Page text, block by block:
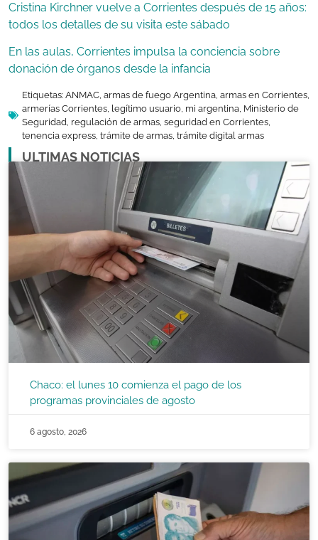
Cristina Kirchner vuelve a Corrientes después de 15 años:
todos los detalles de su visita este sábado
En las aulas, Corrientes impulsa la conciencia sobre
donación de órganos desde la infancia
Etiquetas: ANMAC armas de fuego Argentina armas en Corrientes
armerías Corrientes
legítimo usuario mi argentina Ministerio de
Seguridad regulación de armas seguridad en Corrientes
tenencia express trámite de armas trámite digital armas
ULTIMAS NOTICIAS
Chaco: el lunes 10 comienza el pago de los
programas provinciales de agosto
6 agosto, 2026